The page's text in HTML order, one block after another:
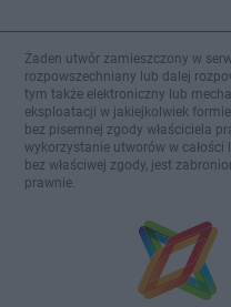
Żaden utwór zamieszczony w
rozpowszechniany lub dalej
tym także elektroniczny lub
eksploatacji w jakiejkolwiek
bez pisemnej zgody właściciela
wykorzystanie utworów w całości
bez właściwej zgody, jest
prawnie.